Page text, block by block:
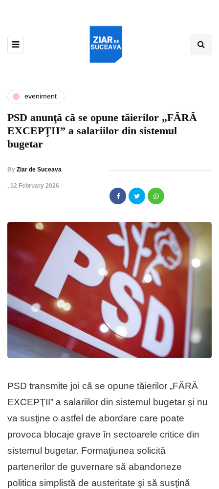
eveniment
PSD anunţă că se opune tăierilor „FĂRĂ
EXCEPŢII” a salariilor din sistemul
bugetar
By Ziar de Suceava
, 12 February 2026
PSD transmite joi că se opune tăierilor „FĂRĂ
EXCEPŢII” a salariilor din sistemul bugetar şi nu
va susţine o astfel de abordare care poate
provoca blocaje grave în sectoarele critice din
sistemul bugetar. Formaţiunea solicită
partenerilor de guvernare să abandoneze
politica simplistă de austeritate şi să susţină